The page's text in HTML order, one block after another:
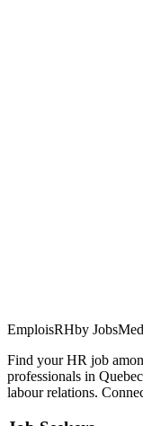
EmploisRHby
Find your HR job
professionals in
labour relations.